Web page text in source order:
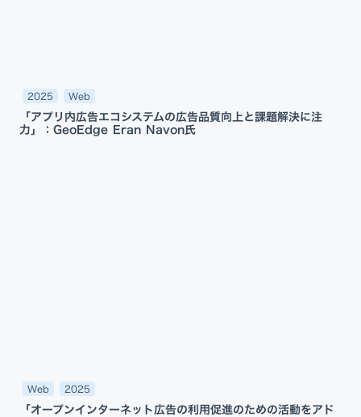
2025 Web
「アプリ内広告エコシステムの広告品質向上と課題解決に注
力」：GeoEdge Eran Navon氏
Web 2025
「オープンインターネット広告の利用促進のための活動をアド